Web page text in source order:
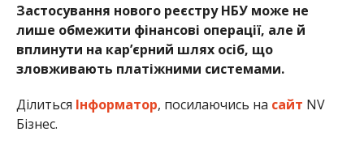
Застосування нового реєстру НБУ може не
лише обмежити фінансові операції, але й
вплинути на кар’єрний шлях осіб, що
зловживають платіжними системами.
Ділиться Інформатор, посилаючись на сайт NV
Бізнес.